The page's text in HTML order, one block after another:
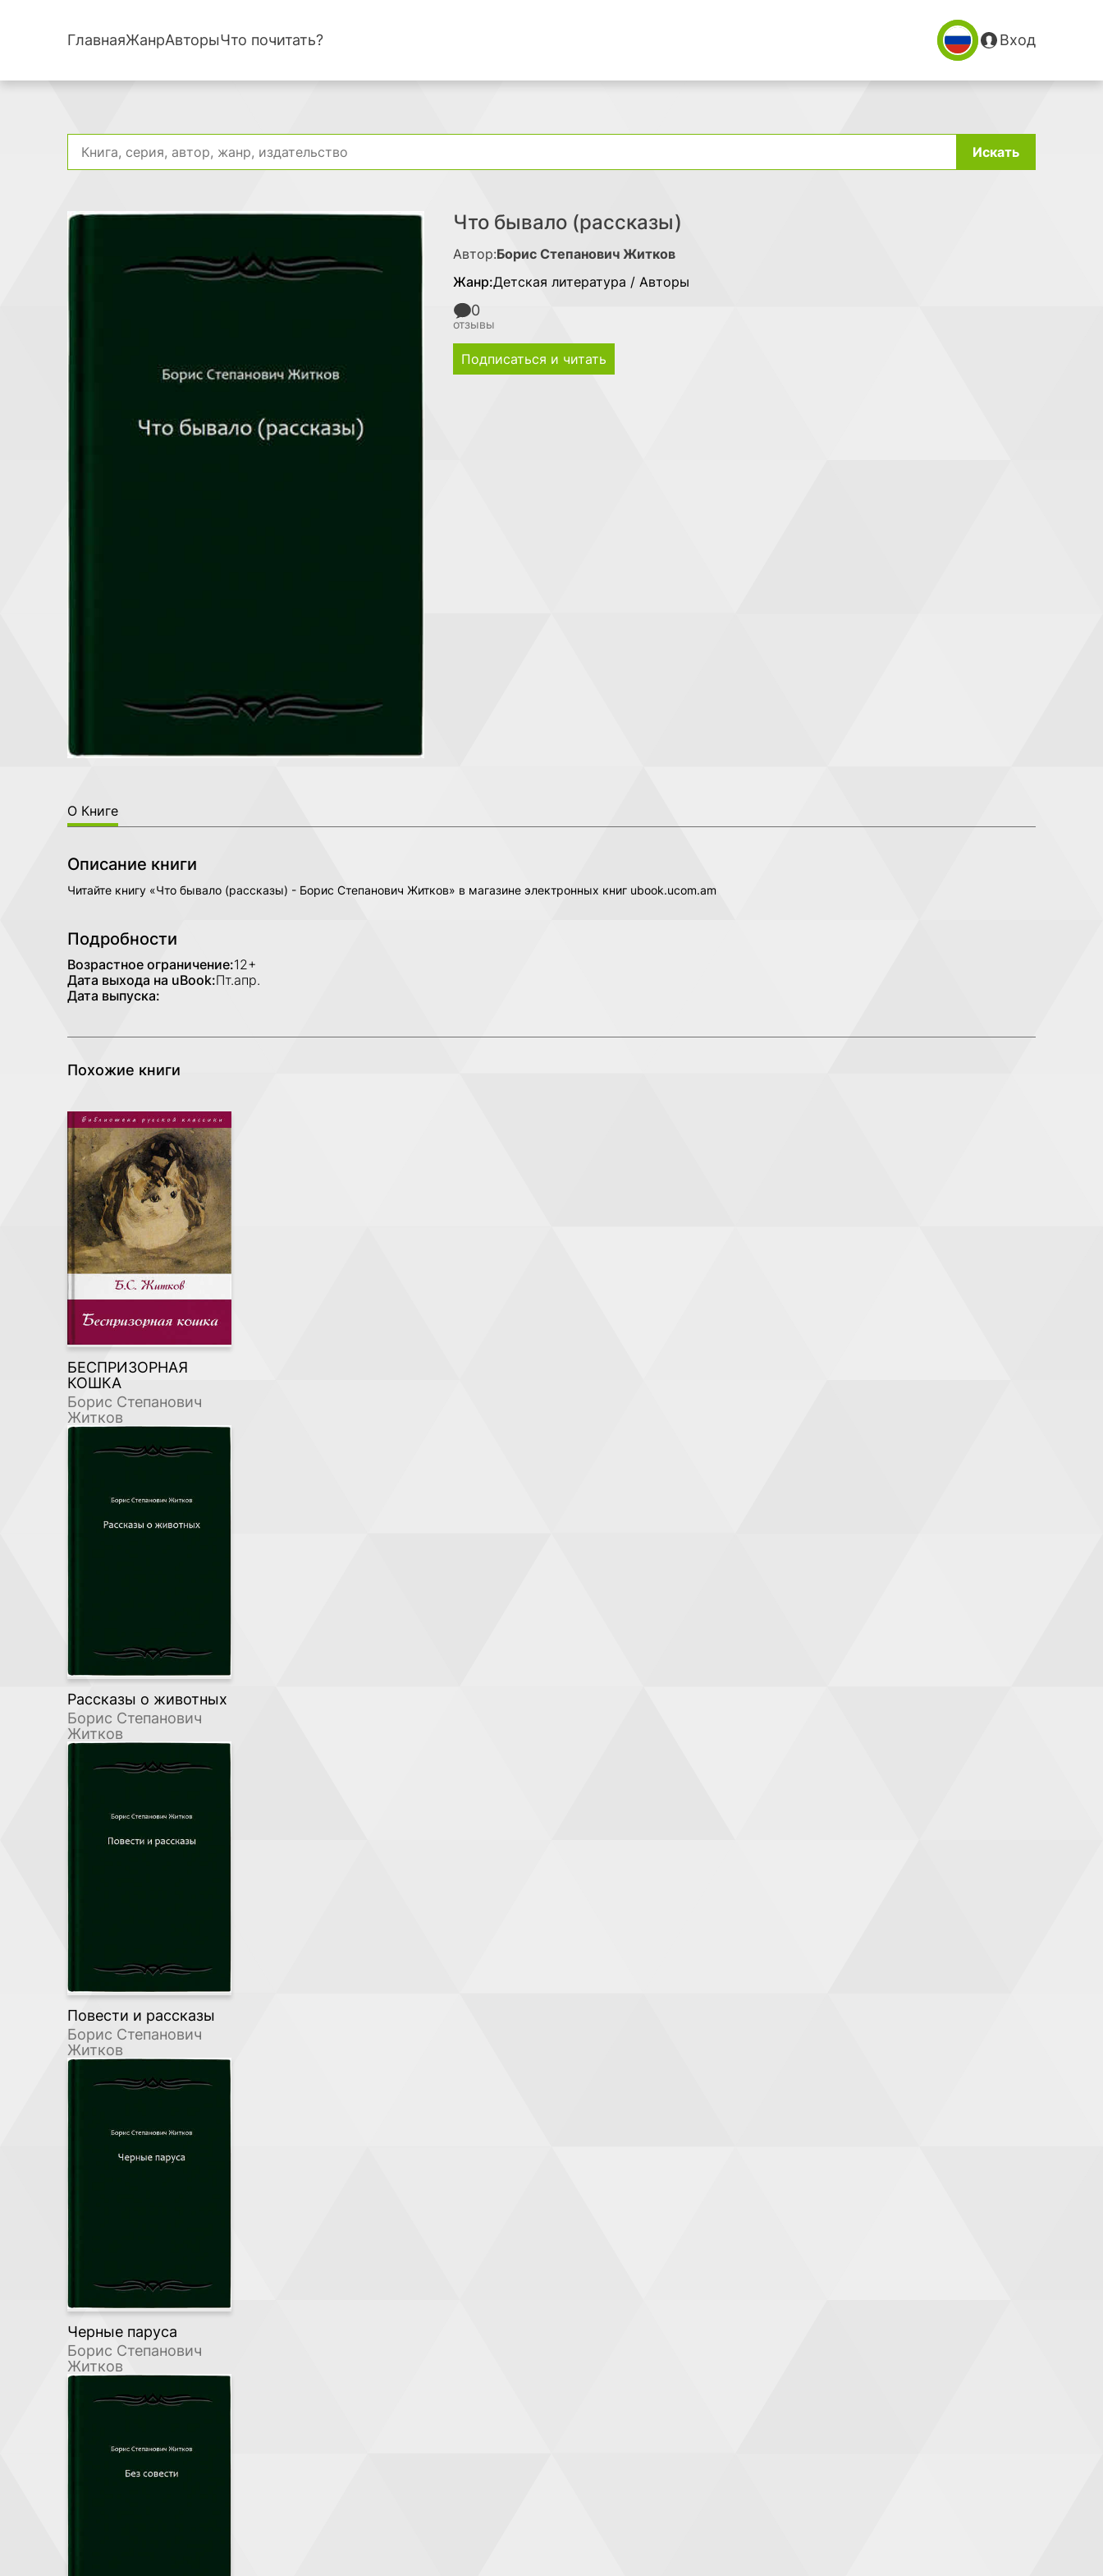
ГлавнаяЖанрАвторыЧто почитать? Вход
Искать
Что бывало (рассказы)
Автор:Борис Степанович Житков
Жанр:Детская литература / Авторы
0
отзывы
Подписаться и читать
О Книге
Описание книги
Читайте книгу «Что бывало (рассказы) - Борис Степанович Житков» в магазине электронных книг ubook.ucom.am
Подробности
Возрастное ограничение:12+
Дата выхода на uBook:Пт.апр.
Дата выпуска:
Похожие книги
БЕСПРИЗОРНАЯ
КОШКА
Борис Степанович
Житков
Рассказы о животных
Борис Степанович
Житков
Повести и рассказы
Борис Степанович
Житков
Черные паруса
Борис Степанович
Житков